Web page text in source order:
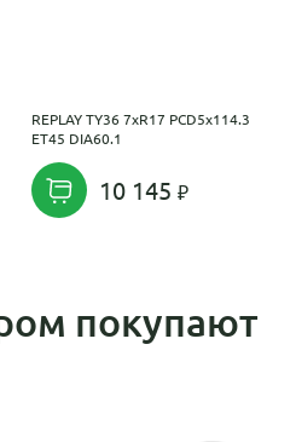
REPLAY TY36 7xR17 PCD5x114.3
ET45 DIA60.1
10 145
покупают